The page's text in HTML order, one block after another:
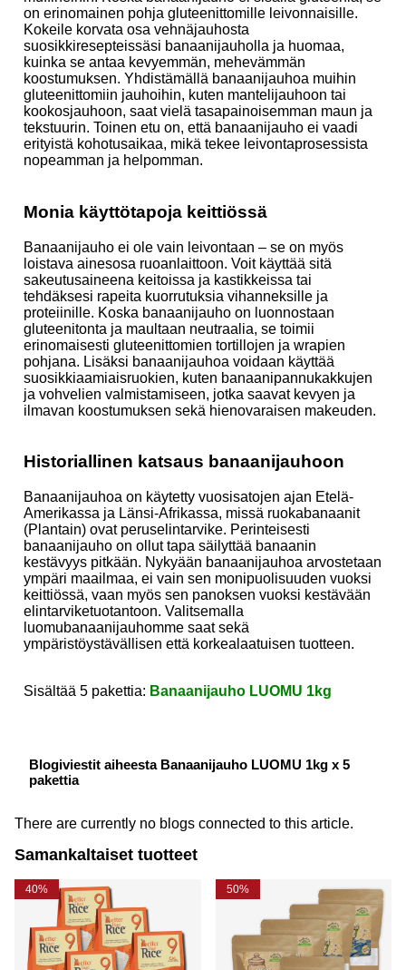
on erinomainen pohja gluteenittomille leivonnaisille.
Kokeile korvata osa vehnäjauhosta
suosikkiresepteissäsi banaanijauholla ja huomaa,
kuinka se antaa kevyemmän, mehevämmän
koostumuksen. Yhdistämällä banaanijauhoa muihin
gluteenittomiin jauhoihin, kuten mantelijauhoon tai
kookosjauhoon, saat vielä tasapainoisemman maun ja
tekstuurin. Toinen etu on, että banaanijauho ei vaadi
erityistä kohotusaikaa, mikä tekee leivontaprosessista
nopeamman ja helpomman.
Monia käyttötapoja keittiössä
Banaanijauho ei ole vain leivontaan – se on myös
loistava ainesosa ruoanlaittoon. Voit käyttää sitä
sakeutusaineena keitoissa ja kastikkeissa tai
tehdäksesi rapeita kuorrutuksia vihanneksille ja
proteiinille. Koska banaanijauho on luonnostaan
gluteenitonta ja maultaan neutraalia, se toimii
erinomaisesti gluteenittomien tortillojen ja wrapien
pohjana. Lisäksi banaanijauhoa voidaan käyttää
suosikkiaamiaisruokien, kuten banaanipannukakkujen
ja vohvelien valmistamiseen, jotka saavat kevyen ja
ilmavan koostumuksen sekä hienovaraisen makeuden.
Historiallinen katsaus banaanijauhoon
Banaanijauhoa on käytetty vuosisatojen ajan Etelä-
Amerikassa ja Länsi-Afrikassa, missä ruokabanaanit
(Plantain) ovat peruselintarvike. Perinteisesti
banaanijauho on ollut tapa säilyttää banaanin
kestävyys pitkään. Nykyään banaanijauhoa arvostetaan
ympäri maailmaa, ei vain sen monipuolisuuden vuoksi
keittiössä, vaan myös sen panoksen vuoksi kestävään
elintarviketuotantoon. Valitsemalla
luomubanaanijauhomme saat sekä
ympäristöystävällisen että korkealaatuisen tuotteen.
Sisältää 5 pakettia: Banaanijauho LUOMU 1kg
Blogiviestit aiheesta Banaanijauho LUOMU 1kg x 5
pakettia
There are currently no blogs connected to this article.
Samankaltaiset tuotteet
40% 50%